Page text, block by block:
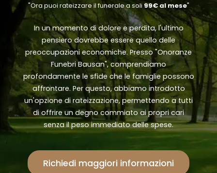
"Ora puoi rateizzare il funerale a soli 99€ al mese"
In un momento di dolore e perdita, l'ultimo
pensiero dovrebbe essere quello delle
preoccupazioni economiche. Presso "Onoranze
Funebri Bausan", comprendiamo
profondamente le sfide che le famiglie possono
affrontare. Per questo, abbiamo introdotto
un'opzione di rateizzazione, permettendo a tutti
di offrire un degno commiato ai propri cari
senza il peso immediato delle spese.
Richiedi maggiori informazioni